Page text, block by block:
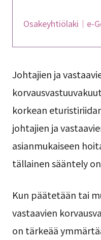
Osakeyhtiölaki｜e-
Johtajien ja
korkean
johtajien ja
asianmukaiseen
tällainen sääntely
Kun päätetään tai
vastaavien
on tärkeää